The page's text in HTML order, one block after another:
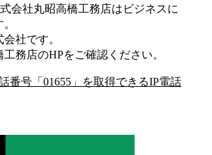
会社丸昭高橋工務店は ビジネスに
会社です。
工務店のHPをご確認ください。
番号「 01655 」を取得できるIP電話